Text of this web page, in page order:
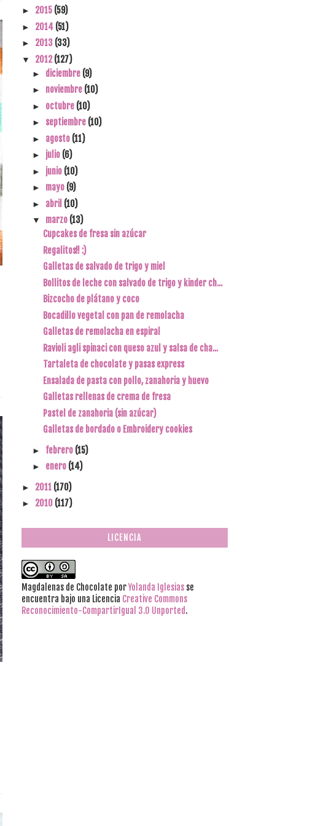
► 2015 (59)
► 2014 (51)
► 2013 (33)
▼ 2012(127)
► diciembre (9)
► noviembre (10)
► octubre (10)
► septiembre (10)
► agosto (11)
► julio (6)
► junio (10)
► mayo (9)
► abril (10)
▼ marzo (13)
Cupcakes de fresa sin azúcar
Regalitos!! :)
Galletas de salvado de trigo y miel
Bollitos de leche con salvado de trigo y kinder ch...
Bizcocho de plátano y coco
Bocadillo vegetal con pan de remolacha
Galletas de remolacha en espiral
Ravioli agli spinaci con queso azul y salsa de cha...
Tartaleta de chocolate y pasas express
Ensalada de pasta con pollo, zanahoria y huevo
Galletas rellenas de crema de fresa
Pastel de zanahoria (sin azúcar)
Galletas de bordado o Embroidery cookies
► febrero (15)
► enero (14)
► 2011 (170)
► 2010 (117)
LICENCIA
Magdalenas de Chocolate porYolanda Iglesias se
encuentra bajo una Licencia Creative Commons
Reconocimiento-CompartirIgual 3.0 Unported.